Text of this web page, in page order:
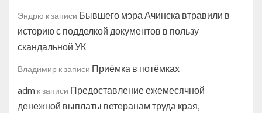
Эндрю к записи Бывшего мэра Ачинска втравили в
историю с подделкой документов в пользу
скандальной УК
Владимир к записи Приёмка в потёмках
adm к записи Предоставление ежемесячной
денежной выплаты ветеранам труда края,